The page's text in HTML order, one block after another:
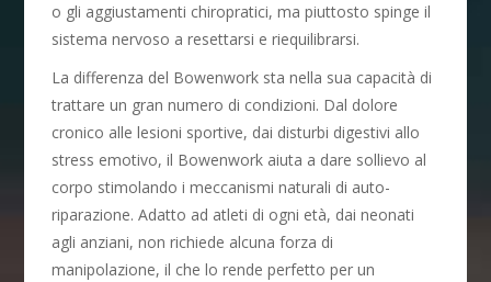
o gli aggiustamenti chiropratici, ma piuttosto spinge il
sistema nervoso a resettarsi e riequilibrarsi.
La differenza del Bowenwork sta nella sua capacità di
trattare un gran numero di condizioni. Dal dolore
cronico alle lesioni sportive, dai disturbi digestivi allo
stress emotivo, il Bowenwork aiuta a dare sollievo al
corpo stimolando i meccanismi naturali di auto-
riparazione. Adatto ad atleti di ogni età, dai neonati
agli anziani, non richiede alcuna forza di
manipolazione, il che lo rende perfetto per un